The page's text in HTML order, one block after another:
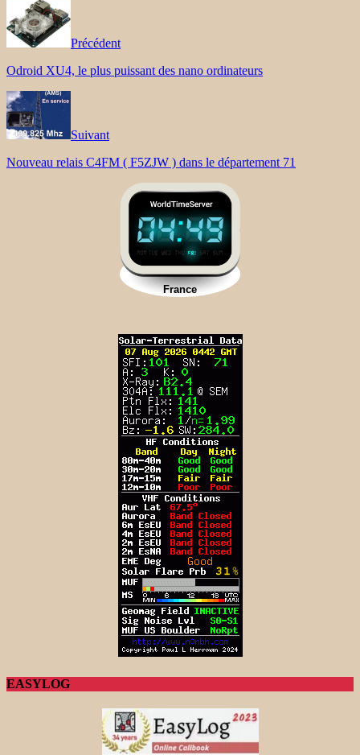
Précédent
Odroid XU4, le plus puissant des nano ordinateurs
Suivant
Nouveau relais C4FM ( F5ZJW ) dans le département 71
EASYLOG